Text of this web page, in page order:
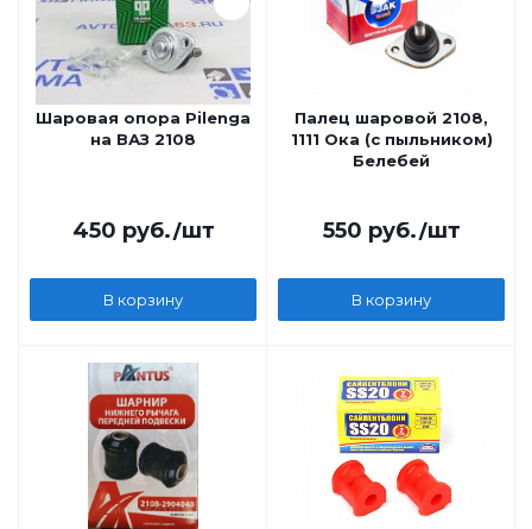
Шаровая опора Pilenga
на ВАЗ 2108
450 руб./шт
В корзину
Палец шаровой 2108,
1111 Ока (с пыльником)
Белебей
550 руб./шт
В корзину